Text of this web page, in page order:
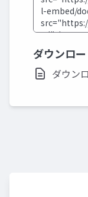
ダウンロ
ダウン